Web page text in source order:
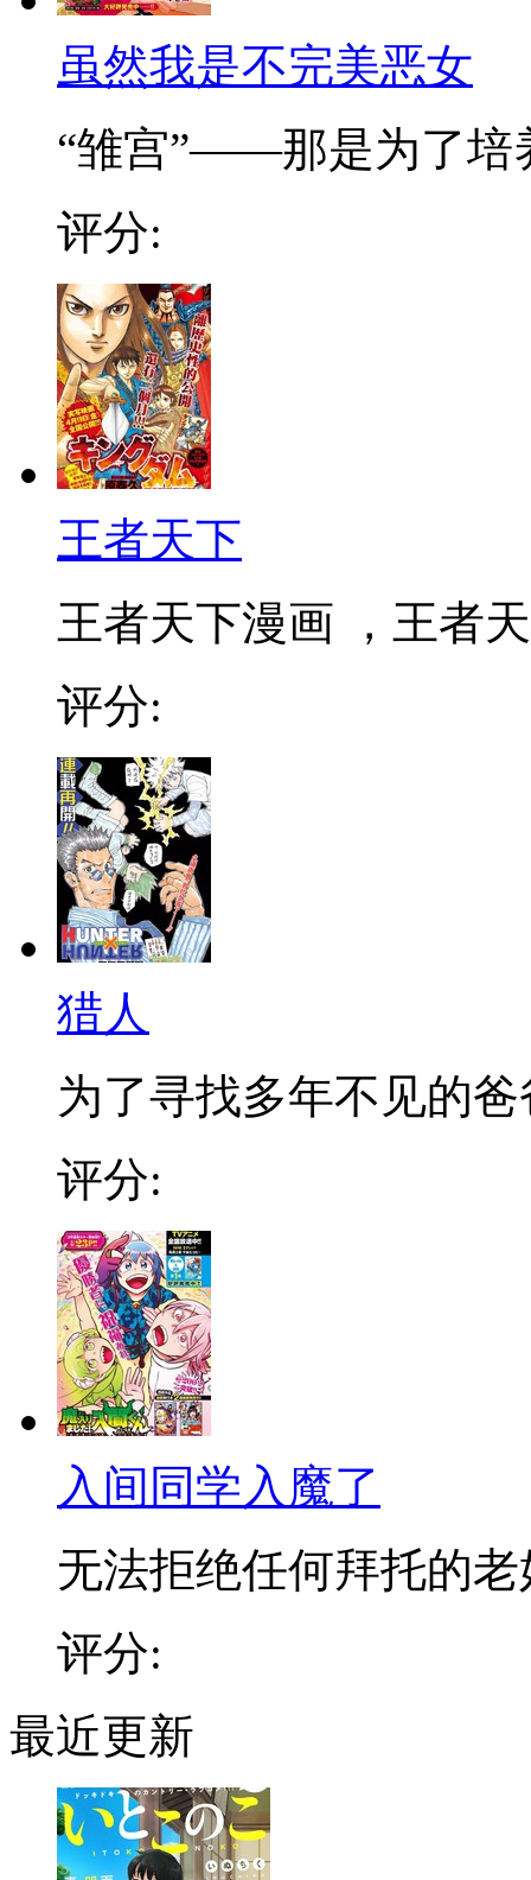
虽然我是不完美恶女
“雏宫”——那是为了培
评分:
王者天下
王者天下漫画 ，王者
评分:
猎人
为了寻找多年不见的爸
评分:
入间同学入魔了
无法拒绝任何拜托的老
评分:
最近更新